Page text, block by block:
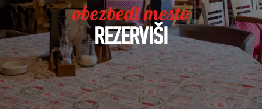
obezbedi mesto
REZERVIŠI